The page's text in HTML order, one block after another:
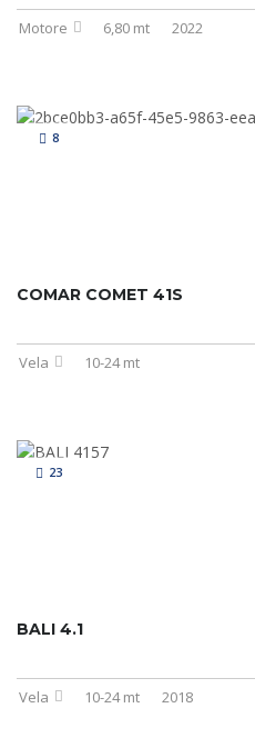
Motore 6,80 mt 2022
8
COMAR COMET 41S
Vela 10-24 mt
23
BALI 4.1
Vela 10-24 mt 2018